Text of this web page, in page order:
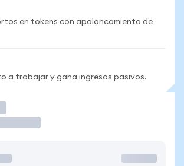
en tokens con apalancamiento de
a trabajar y gana ingresos pasivos.